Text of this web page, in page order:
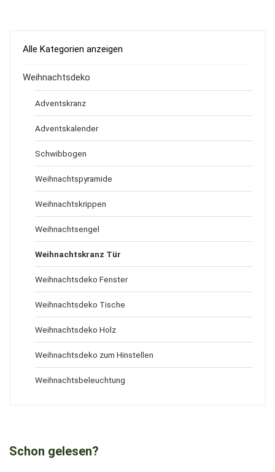
Alle Kategorien anzeigen
Weihnachtsdeko
Adventskranz
Adventskalender
Schwibbogen
Weihnachtspyramide
Weihnachtskrippen
Weihnachtsengel
Weihnachtskranz Tür
Weihnachtsdeko Fenster
Weihnachtsdeko Tische
Weihnachtsdeko Holz
Weihnachtsdeko zum Hinstellen
Weihnachtsbeleuchtung
Schon gelesen?